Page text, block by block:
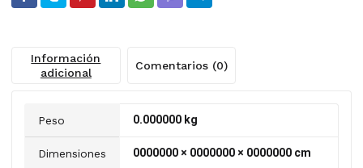
Información
adicional
Comentarios (0)
Peso 0.000000 kg
Dimensiones 0000000 × 0000000 × 0000000 cm